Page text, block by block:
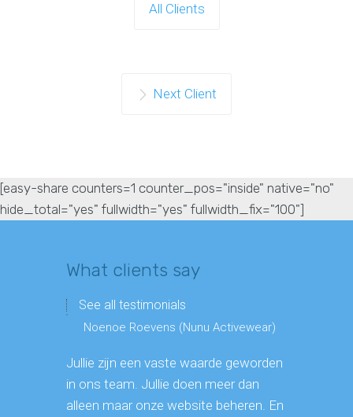
All Clients
Next Client
[easy-share counters=1 counter_pos="inside" native="no"
hide_total="yes" fullwidth="yes" fullwidth_fix="100"]
What clients say
See all testimonials
Noenoe Roevens (Nunu Activewear)
Jullie zijn een vaste waarde geworden
in ons team. Jullie doen meer dan
alleen maar onze website beheren. En